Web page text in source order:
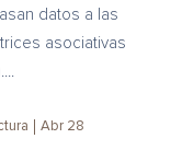
datos a las
asociativas
Abr 28